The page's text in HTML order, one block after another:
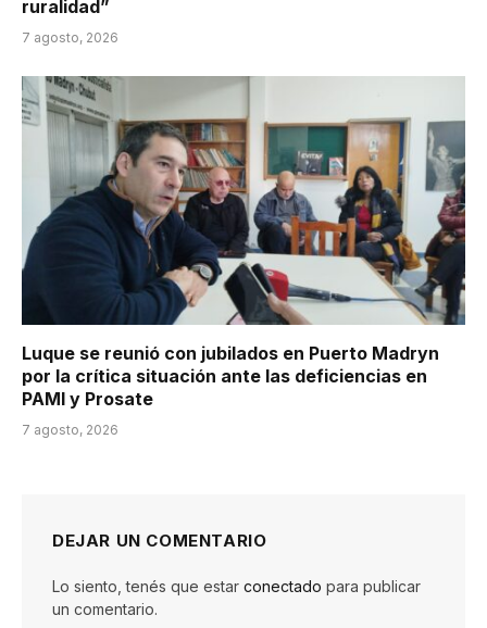
ruralidad”
7 agosto, 2026
Luque se reunió con jubilados en Puerto Madryn
por la crítica situación ante las deficiencias en
PAMI y Prosate
7 agosto, 2026
DEJAR UN COMENTARIO
Lo siento, tenés que estar conectado para publicar
un comentario.